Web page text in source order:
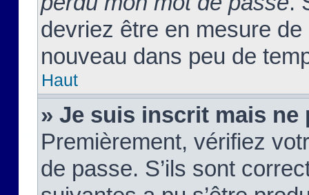
devriez être en mesure
nouveau dans peu de
Haut
» Je suis inscrit mais ne
Premièrement, vérifiez
de passe. S’ils sont